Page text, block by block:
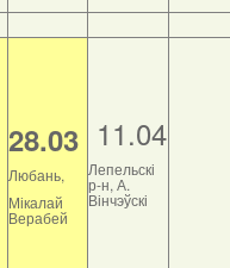
28.03
Любань,
Мікалай
Верабей
11.04
Лепельскі
р-н, А.
Вінчэўскі